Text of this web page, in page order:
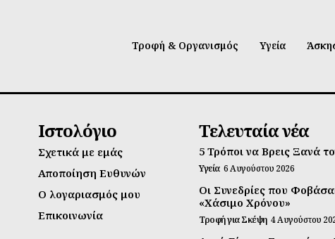
Τροφή & Οργανισμός Υγεία
Ιστολόγιο
Σχετικά με εμάς
Αποποίηση Ευθυνών
Ο λογαριασμός μου
Επικοινωνία
Τελευταία νέα
5 Τρόποι να Βρεις Ξανά
Υγεία 6 Αυγούστου 2026
Οι Συνεδρίες που
«Χάσιμο Χρόνου»
Τροφή για Σκέψη 4 Αυγούστου